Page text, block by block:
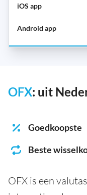
OFX: uit
Goedkoopste
Beste
OFX is een